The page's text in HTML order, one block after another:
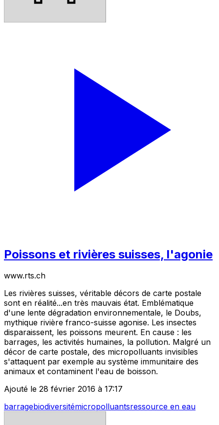
Poissons et rivières suisses, l'agonie
www.rts.ch
Les rivières suisses, véritable décors de carte postale
sont en réalité...en très mauvais état. Emblématique
d'une lente dégradation environnementale, le Doubs,
mythique rivière franco-suisse agonise. Les insectes
disparaissent, les poissons meurent. En cause : les
barrages, les activités humaines, la pollution. Malgré un
décor de carte postale, des micropolluants invisibles
s'attaquent par exemple au système immunitaire des
animaux et contaminent l'eau de boisson.
Ajouté le 28 février 2016 à 17:17
barragebiodiversitémicropolluantsressource en eau